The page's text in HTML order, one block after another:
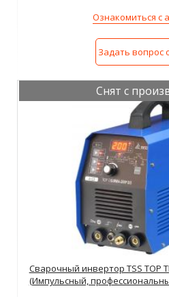
Ознакомиться с
Задать вопрос
Снят с
Сварочный инвертор TSS TOP
(Импульсный,